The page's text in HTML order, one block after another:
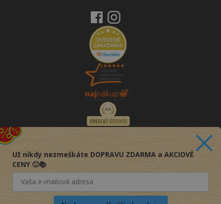
Už nikdy nezmeškáte DOPRAVU ZDARMA a AKCIOVÉ
CENY 🙂📚